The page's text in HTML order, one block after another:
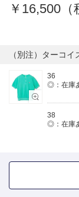
￥16,500（
（別注）ターコイ
36
◎：在庫
38
◎：在庫